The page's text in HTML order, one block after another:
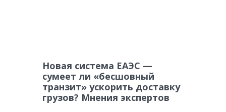
Новая система ЕАЭС —
сумеет ли «бесшовный
транзит» ускорить доставку
грузов? Мнения экспертов